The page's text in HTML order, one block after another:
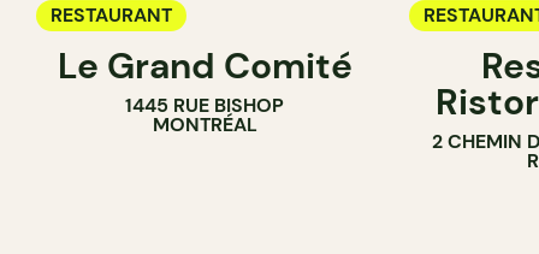
RESTAURANT
Le Grand Comité
1445 RUE BISHOP
MONTRÉAL
2 CHEMIN